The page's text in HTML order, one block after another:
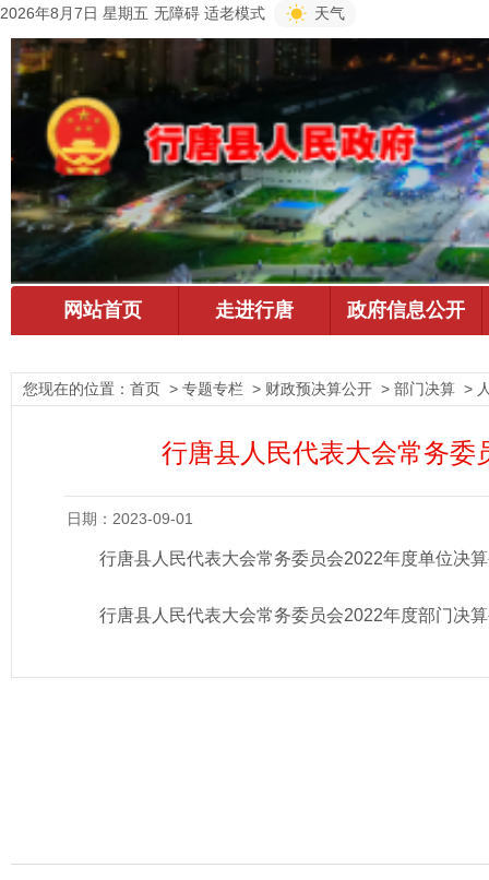
2026年8月7日 星期五 无障碍 适老模式 天气
您现在的位置： 首页 > 专题专栏 > 财政预决算公开 > 部门决算 >
行唐县人民代表大会常务委
日期：2023-09-01
行唐县人民代表大会常务委员会2022年度单位决
行唐县人民代表大会常务委员会2022年度部门决